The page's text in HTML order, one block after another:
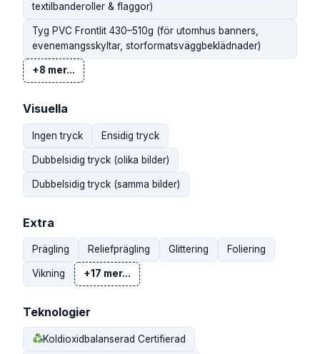
textilbanderoller & flaggor)
Tyg PVC Frontlit 430–510g (för utomhus banners,
evenemangsskyltar, storformatsväggbeklädnader)
+8 mer...
Visuella
Ingen tryck Ensidig tryck
Dubbelsidig tryck (olika bilder)
Dubbelsidig tryck (samma bilder)
Extra
Prägling Reliefprägling Glittering Foliering
Vikning +17 mer...
Teknologier
Koldioxidbalanserad Certifierad